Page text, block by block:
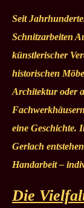
Seit
Schnitzarbeiten
künstlerischer
historischen
Architektur oder
eine Geschichte.
Gerlach
Handarbeit –
Die